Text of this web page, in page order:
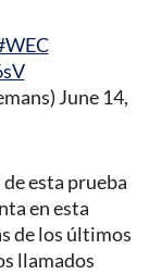
June 14,
esta prueba
en esta
de los últimos
llamados